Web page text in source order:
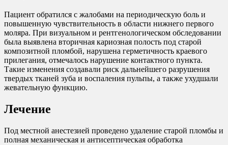
Пациент обратился с жалобами на периодическую боль и
повышенную чувствительность в области нижнего первого
моляра. При визуальном и рентгенологическом обследовании
была выявлена вторичная кариозная полость под старой
композитной пломбой, нарушена герметичность краевого
прилегания, отмечалось нарушение контактного пункта.
Такие изменения создавали риск дальнейшего разрушения
твердых тканей зуба и воспаления пульпы, а также ухудшали
жевательную функцию.
Лечение
Под местной анестезией проведено удаление старой пломбы и
полная механическая и антисептическая обработка